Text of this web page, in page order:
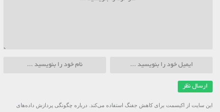
این سایت از اکیسمت برای کاهش جفنگ استفاده می‌کند. درباره چگونگی پردازش داده‌های